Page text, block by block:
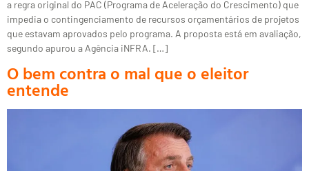
a regra original do PAC (Programa de Aceleração do Crescimento) que
impedia o contingenciamento de recursos orçamentários de projetos
que estavam aprovados pelo programa. A proposta está em avaliação,
segundo apurou a Agência iNFRA. […]
O bem contra o mal que o eleitor
entende